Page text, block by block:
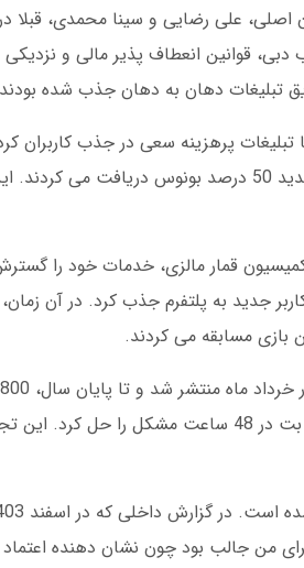
شد. تأسیس کنندگان اصلی، علی رضایی و سینا محمدی،
قوانین انعطاف پذیر مالی و نزدیکی
رقبا با تبلیغات پرهزینه سعی در جذب
با ارائه بونوس های منحصربه فرد مقاومت کرد. برای مثال، در آن سال، کاربران جدید 50 درصد
کمیسیون قمار مالزی، خدمات خود را
بازی انفجار بود. این بازی تا پایان سال 1399، بیش از 500 هزار کاربر جدید به پلتفرم
مسابقه می کردند.
داشت. در همین سال، سایت با حملات سایبری مکرر مواجه شد. اما تیم فنی دل بت در
این عدد برای من جالب بود چون نشان دهنده